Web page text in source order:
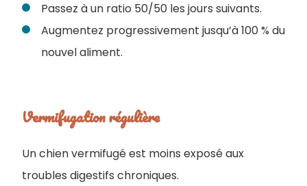
Passez à un ratio 50/50 les jours suivants.
Augmentez progressivement jusqu’à 100 % du
nouvel aliment.
Vermifugation régulière
Un chien vermifugé est moins exposé aux
troubles digestifs chroniques.